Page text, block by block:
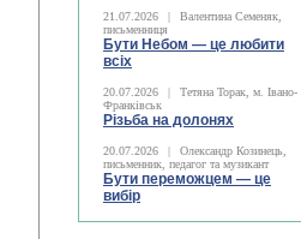
21.07.2026 |
Валентина Семеняк,
письменниця
Бути Небом ― це любити
всіх
20.07.2026 |
Тетяна Торак, м. Івано-
Франківськ
Різьба на долонях
20.07.2026 |
Олександр Козинець,
письменник, педагог та музикант
Бути переможцем — це
вибір